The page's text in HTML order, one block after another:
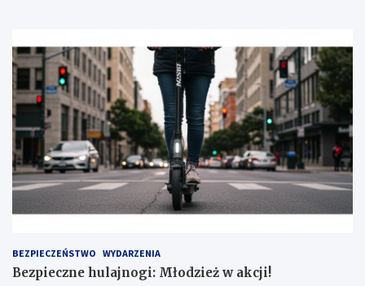
BEZPIECZEŃSTWO WYDARZENIA
Bezpieczne hulajnogi: Młodzież w akcji!